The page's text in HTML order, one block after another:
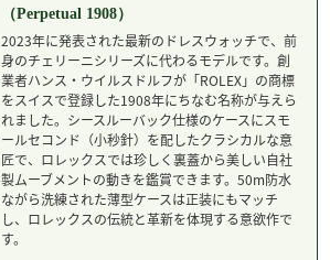
（Perpetual 1908）
2023年に発表された最新のドレスウォッチで、前
身のチェリーニシリーズに代わるモデルです。創
業者ハンス・ウイルスドルフが「ROLEX」の商標
をスイスで登録した1908年にちなむ名称が与えら
れました。シースルーバック仕様のケースにスモ
ールセコンド（小秒針）を配したクラシカルな意
匠で、ロレックスでは珍しく裏蓋から美しい自社
製ムーブメントの動きを鑑賞できます。50m防水
ながら洗練された薄型ケースは正装にもマッチ
し、ロレックスの伝統と革新を体現する意欲作で
す。